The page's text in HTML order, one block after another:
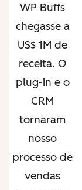
WP Buffs
chegasse a
US$ 1M de
receita. O
plug-in e o
CRM
tornaram
nosso
processo de
vendas